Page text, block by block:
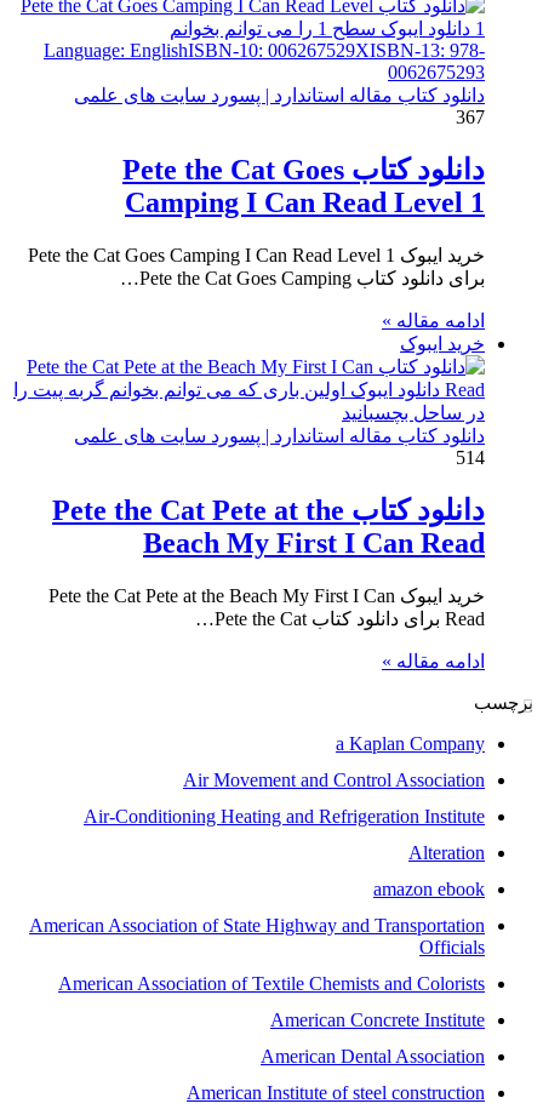
دانلود کتاب مقاله استاندارد | پسورد سایت های علمی
367
دانلود کتاب Pete the Cat Goes
Camping I Can Read Level 1
خرید ایبوک Pete the Cat Goes Camping I Can Read Level 1
برای دانلود کتاب Pete the Cat Goes Camping…
ادامه مقاله »
خرید ایبوک
دانلود کتاب مقاله استاندارد | پسورد سایت های علمی
514
دانلود کتاب Pete the Cat Pete at the
Beach My First I Can Read
خرید ایبوک Pete the Cat Pete at the Beach My First I Can
Read برای دانلود کتاب Pete the Cat…
ادامه مقاله »
برچسب
a Kaplan Company
Air Movement and Control Association
Air-Conditioning Heating and Refrigeration Institute
Alteration
amazon ebook
American Association of State Highway and Transportation
Officials
American Association of Textile Chemists and Colorists
American Concrete Institute
American Dental Association
American Institute of steel construction